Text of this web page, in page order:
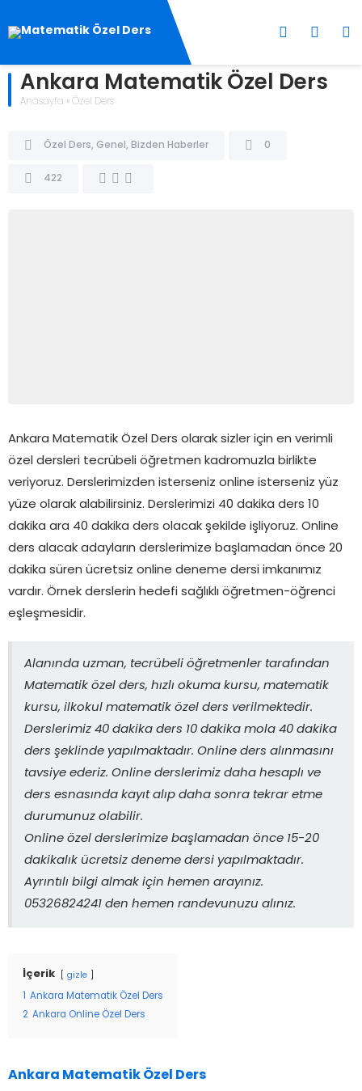
Ankara Matematik Özel Ders
Anasayfa » Özel Ders
Özel Ders, Genel , Bizden Haberler 0
422
Ankara Matematik Özel Ders olarak sizler için en verimli
özel dersleri tecrübeli öğretmen kadromuzla birlikte
veriyoruz. Derslerimizden isterseniz online isterseniz yüz
yüze olarak alabilirsiniz. Derslerimizi 40 dakika ders 10
dakika ara 40 dakika ders olacak şekilde işliyoruz. Online
ders alacak adayların derslerimize başlamadan önce 20
dakika süren ücretsiz online deneme dersi imkanımız
vardır. Örnek derslerin hedefi sağlıklı öğretmen-öğrenci
eşleşmesidir.
Alanında uzman, tecrübeli öğretmenler tarafından
Matematik özel ders, hızlı okuma kursu, matematik
kursu, ilkokul matematik özel ders verilmektedir.
Derslerimiz 40 dakika ders 10 dakika mola 40 dakika
ders şeklinde yapılmaktadır. Online ders alınmasını
tavsiye ederiz. Online derslerimiz daha hesaplı ve
ders esnasında kayıt alıp daha sonra tekrar etme
durumunuz olabilir.
Online özel derslerimize başlamadan önce 15-20
dakikalık ücretsiz deneme dersi yapılmaktadır.
Ayrıntılı bilgi almak için hemen arayınız.
05326824241 den hemen randevunuzu alınız.
İçerik gizle
Ankara Matematik Özel Ders
2 Ankara Online Özel Ders
Ankara Matematik Özel Ders